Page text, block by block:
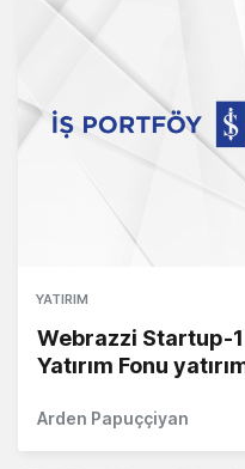
YATIRIM
Webrazzi Startup-
Yatırım Fonu
Arden Papuççiyan